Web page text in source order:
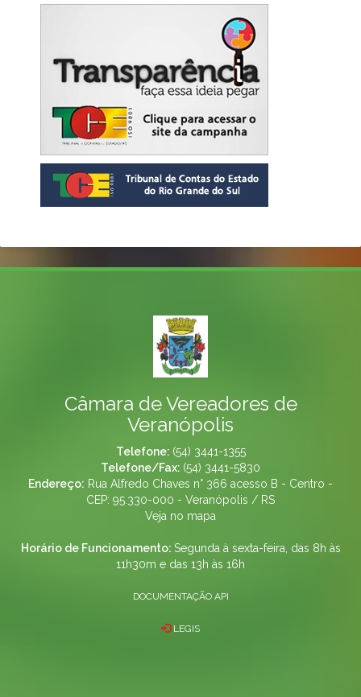
Câmara de Vereadores de
Veranópolis
Telefone: (54) 3441-1355
Telefone/Fax: (54) 3441-5830
Endereço: Rua Alfredo Chaves n° 366 acesso B - Centro -
CEP: 95.330-000 - Veranópolis / RS
Veja no mapa
Horário de Funcionamento: Segunda à sexta-feira, das 8h às
11h30m e das 13h às 16h
DOCUMENTAÇÃO API
LEGIS